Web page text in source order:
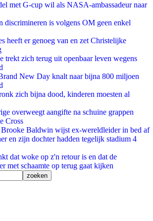
met G-cup wil als NASA-ambassadeur naar
discrimineren is volgens OM geen enkel
heeft er genoeg van en zet Christelijke
trekt zich terug uit openbaar leven wegens
New Day knalt naar bijna 800 miljoen
zich bijna dood, kinderen moesten al
overweegt aangifte na schuine grappen
Cross
Baldwin wijst ex-wereldleider in bed af
en zijn dochter hadden tegelijk stadium 4
dat woke op z'n retour is en dat de
met schaamte op terug gaat kijken